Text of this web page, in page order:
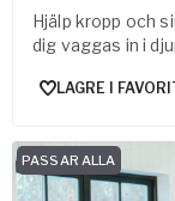
Pausa Smart
Yogobe för
Hjälp kropp och
dig vaggas in i
LAGRE I
PASSAR ALLA